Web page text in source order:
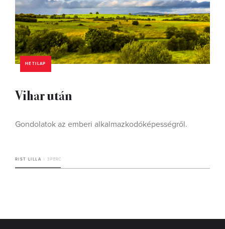
HETILAP
Vihar után
Gondolatok az emberi alkalmazkodóképességről.
RIST LILLA 3 PERC